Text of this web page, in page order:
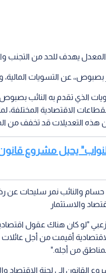
يهدف للحد من التجنب
بصبوص،، عن التسويات
الذي تقدم به النائب
الاقتصادية المختلفة،
هذه التعديلات قد تخفف من
يحيل مشروع
حسام والنائب نمر سليحات عن
والاستثمار
"لو كان هناك عقول
أقيمت من أجل
من أجله."
القانون إلى لجنة الاقتصاد